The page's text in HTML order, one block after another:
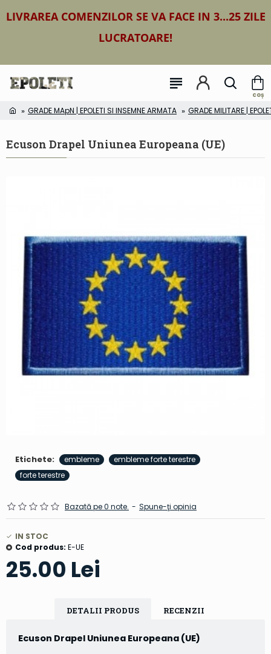
LIVRAREA COMENZILOR SE VA FACE IN 3...25 ZILE
LUCRATOARE!
GRADE MApN | EPOLETI SI INSEMNE ARMATA GRADE MILITARE |
Ecuson Drapel Uniunea Europeana (UE)
Etichete: embleme
embleme forte terestre
forte terestre
Bazată pe 0 note. - Spune-ţi opinia
25.00 Lei
IN STOC
Cod produs: E-UE
DETALII PRODUS RECENZII
Ecuson Drapel Uniunea Europeana (UE)